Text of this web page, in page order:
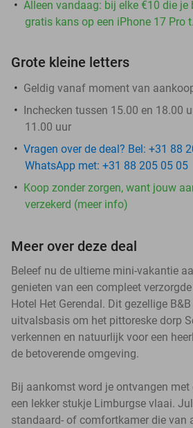
Alleen vandaag: bij elke €10 die je
gratis kans op een iPhone 17 Pro
Grote kleine letters
Geldig vanaf moment van
Inchecken tussen 15.00 en 18.00
11.00 uur
Vragen over de deal? Bel: +31 88
WhatsApp met: +31 88 205 05 05
Koop zonder zorgen, want jouw
verzekerd (meer info)
Meer over deze deal
Beleef nu de ultieme mini-vakantie
genieten van een compleet
Hotel Het Gerendal. Dit gezellige
uitvalsbasis om het pittoreske dorp
verkennen en natuurlijk voor een
de betoverende omgeving.
Bij aankomst word je ontvangen
een lekker stukje Limburgse vlaai.
standaard- of comfortkamer die van